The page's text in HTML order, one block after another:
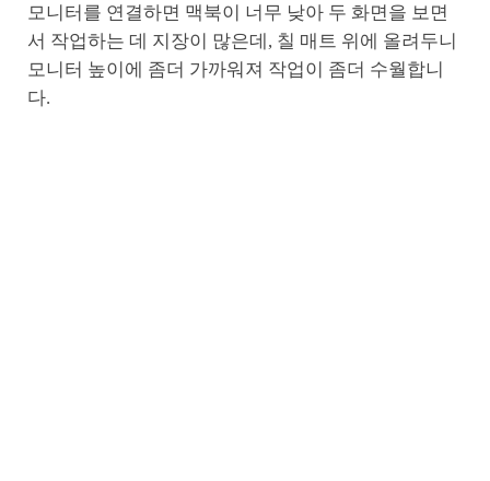
모니터를 연결하면 맥북이 너무 낮아 두 화면을 보면
서 작업하는 데 지장이 많은데, 칠 매트 위에 올려두니
모니터 높이에 좀더 가까워져 작업이 좀더 수월합니
다.